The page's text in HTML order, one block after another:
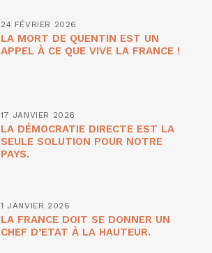
24 FÉVRIER 2026
LA MORT DE QUENTIN EST UN
APPEL À CE QUE VIVE LA FRANCE !
17 JANVIER 2026
LA DÉMOCRATIE DIRECTE EST LA
SEULE SOLUTION POUR NOTRE
PAYS.
1 JANVIER 2026
LA FRANCE DOIT SE DONNER UN
CHEF D’ETAT À LA HAUTEUR.